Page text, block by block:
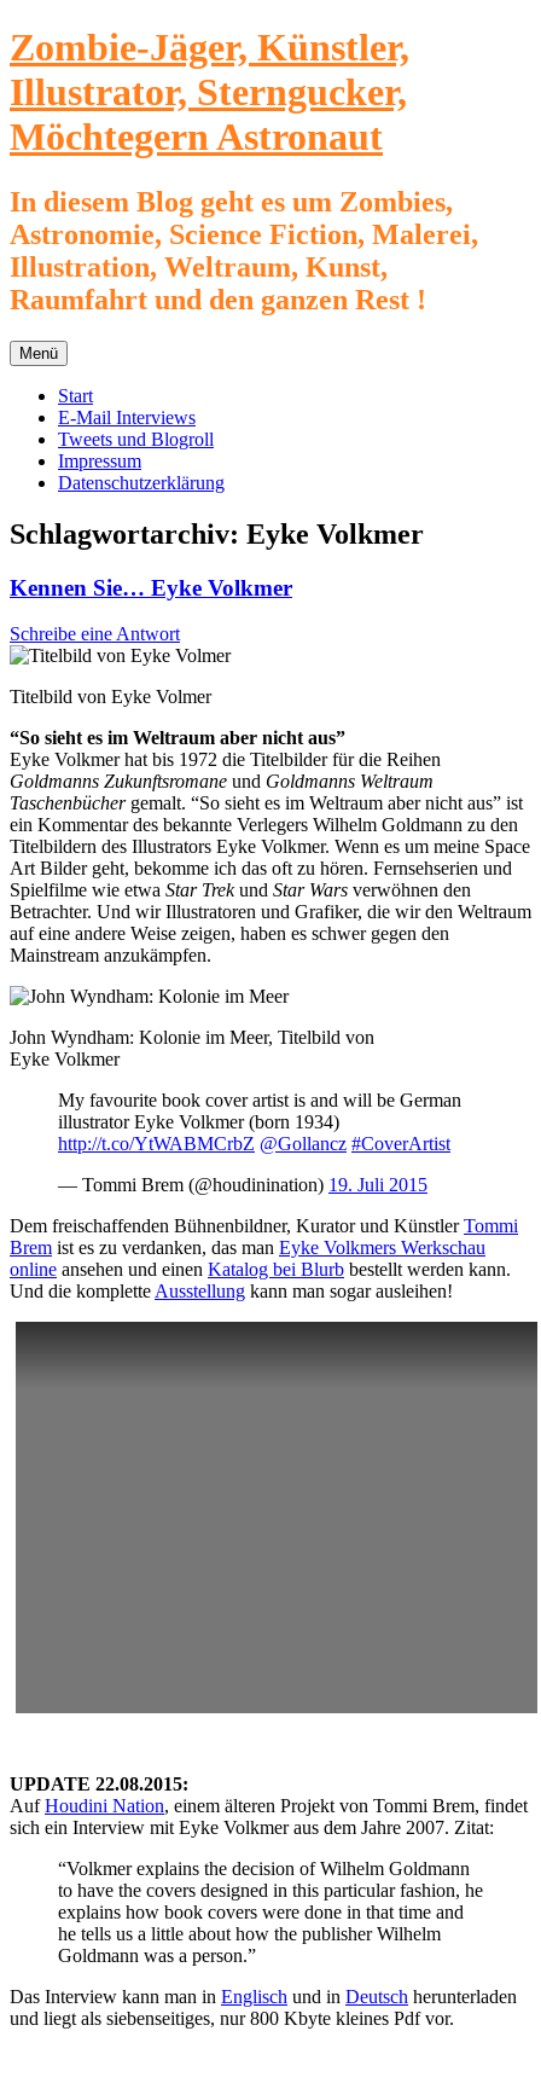
Zum
Inhalt
springen
Zombie-Jäger, Künstler,
Illustrator, Sterngucker,
Möchtegern Astronaut
In diesem Blog geht es um Zombies,
Astronomie, Science Fiction, Malerei,
Illustration, Weltraum, Kunst,
Raumfahrt und den ganzen Rest !
Menü
Start
E-Mail Interviews
Tweets und Blogroll
Impressum
Datenschutzerklärung
Schlagwortarchiv: Eyke Volkmer
Kennen Sie… Eyke Volkmer
Schreibe eine Antwort
Titelbild von Eyke Volmer
“So sieht es im Weltraum aber nicht aus”
Eyke Volkmer hat bis 1972 die Titelbilder für die Reihen
Goldmanns Zukunftsromane und Goldmanns Weltraum
Taschenbüchergemalt. “So sieht es im Weltraum aber nicht aus” ist
ein Kommentar des bekannte Verlegers Wilhelm Goldmann zu den
Titelbildern des Illustrators Eyke Volkmer. Wenn es um meine Space
Art Bilder geht, bekomme ich das oft zu hören. Fernsehserien und
Spielfilme wie etwa Star Trekund Star Wars verwöhnen den
Betrachter. Und wir Illustratoren und Grafiker, die wir den Weltraum
auf eine andere Weise zeigen, haben es schwer gegen den
Mainstream anzukämpfen.
John Wyndham: Kolonie im Meer, Titelbild von
Eyke Volkmer
My favourite book cover artist is and will be German
illustrator Eyke Volkmer (born 1934)
http://t.co/YtWABMCrbZ @Gollancz #CoverArtist
— Tommi Brem (@houdinination) 19. Juli 2015
Dem freischaffenden Bühnenbildner, Kurator und KünstlerTommi
Brem ist es zu verdanken, das man Eyke Volkmers Werkschau
online ansehen und einen Katalog bei Blurb bestellt werden kann.
Und die komplette Ausstellung kann man sogar ausleihen!
UPDATE 22.08.2015:
AufHoudini Nation, einem älteren Projekt von Tommi Brem, findet
sich ein Interview mit Eyke Volkmer aus dem Jahre 2007. Zitat:
“Volkmer explains the decision of Wilhelm Goldmann
to have the covers designed in this particular fashion, he
explains how book covers were done in that time and
he tells us a little about how the publisher Wilhelm
Goldmann was a person.”
Das Interview kann man in Englisch und in Deutsch herunterladen
und liegt als siebenseitiges, nur 800 Kbyte kleines Pdf vor.